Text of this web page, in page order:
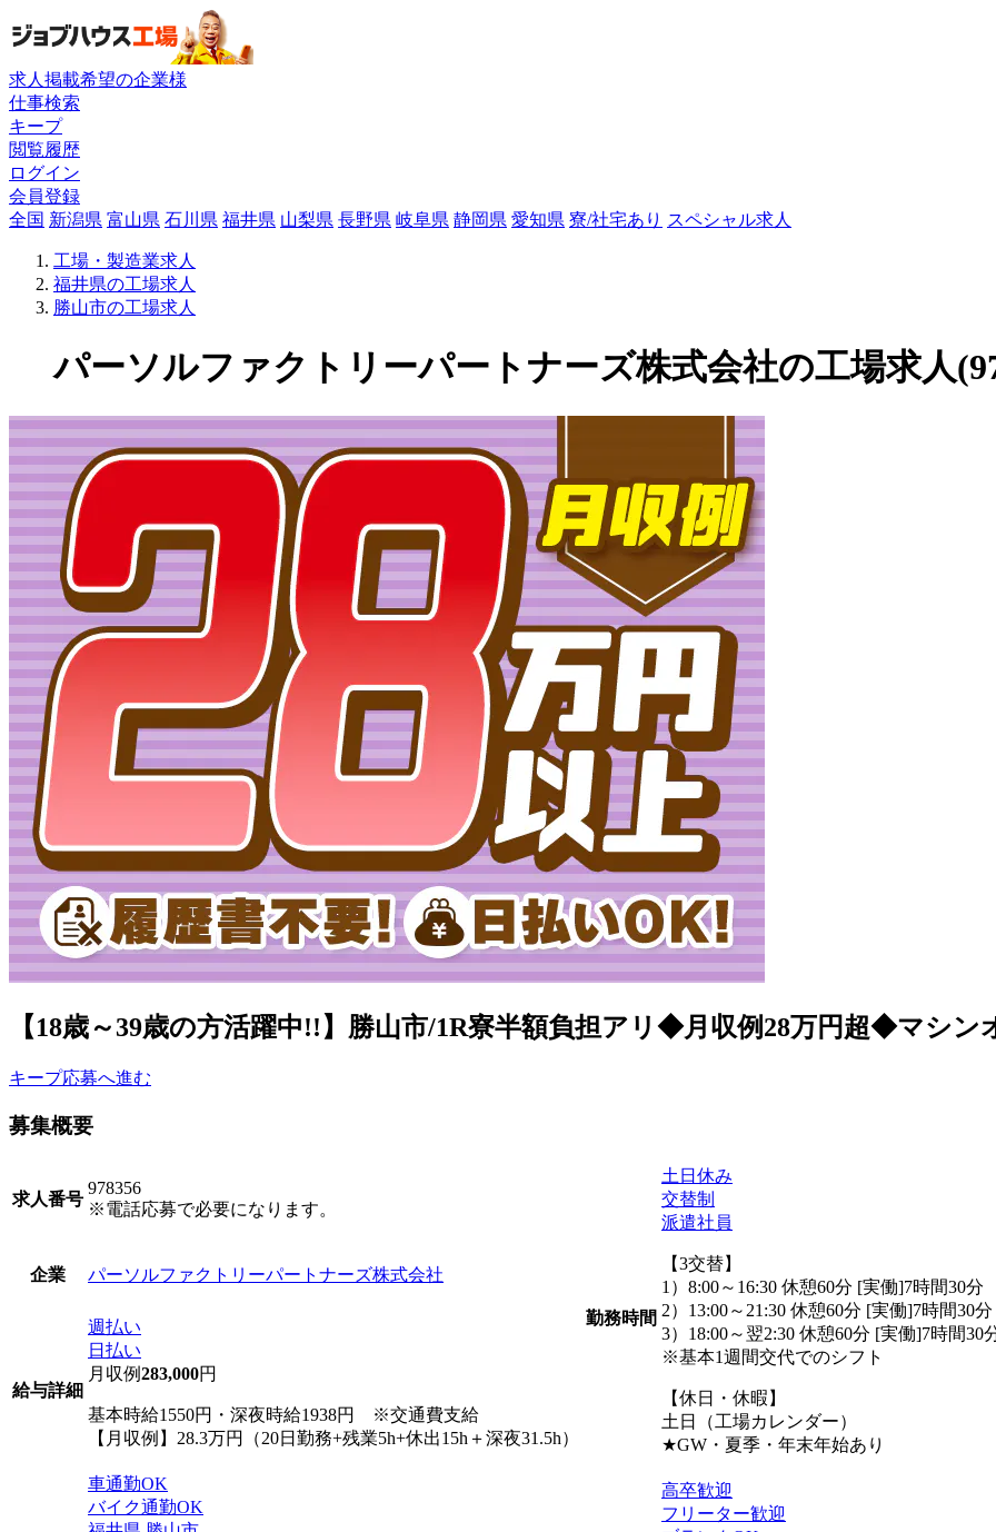
求人掲載希望の企業様
仕事検索
キープ
閲覧履歴
ログイン
会員登録
全国 新潟県 富山県 石川県 福井県 山梨県 長野県 岐阜県 静岡県 愛知県 寮/社宅あり スペシャル求人
工場・製造業求人
福井県の工場求人
勝山市の工場求人
パーソルファクトリーパートナーズ株式会社の工場求人
【18歳～39歳の方活躍中!!】勝山市/1R寮半額負担アリ◆月収例28万円超◆マシン
キープ応募へ進む
募集概要
求人番号
978356
※電話応募で必要になります。
企業 パーソルファクトリーパートナーズ株式会社
給与詳細
週払い
日払い
月収例283,000円
基本時給1550円・深夜時給1938円 ※交通費支給
【月収例】28.3万円（20日勤務+残業5h+休出15h＋深夜31.5h）
車通勤OK
バイク通勤OK
勤務時間
土日休み
交替制
派遣社員
【3交替】
1）8:00～16:30 休憩60分 [実働]7時間30分
2）13:00～21:30 休憩60分 [実働]7時間30分
3）18:00～翌2:30 休憩60分 [実働]7時間30
※基本1週間交代でのシフト
【休日・休暇】
土日（工場カレンダー）
★GW・夏季・年末年始あり
高卒歓迎
フリーター歓迎